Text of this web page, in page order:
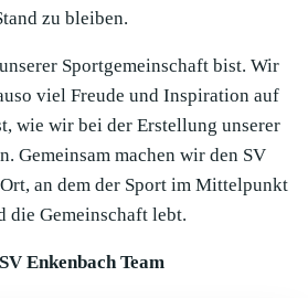
zu bleiben.
Sportgemeinschaft bist. Wir
viel Freude und Inspiration auf
wie wir bei der Erstellung unserer
Gemeinsam machen wir den SV
an dem der Sport im Mittelpunkt
die Gemeinschaft lebt.
Enkenbach Team